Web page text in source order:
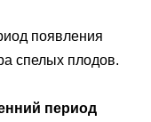
появления
спелых плодов.
период